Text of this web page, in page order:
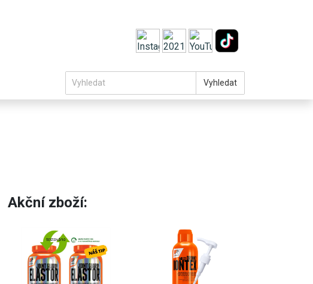
Vyhledat
Akční zboží: